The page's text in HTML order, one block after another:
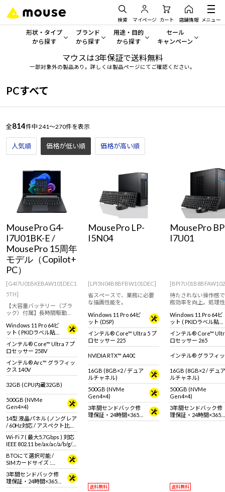
検索 マイページ カート 店舗情報 メニュー
形状・タイプ
から探す
形状・タイプから探す をすべてみる
ノートPC
ワークステーション
ディスプレイ
Windows 11| Copilot+ PC
ブランド
から探す
mouse
NEXTGEAR
Windows 11|Copilot+ PC
用途・目的
から探す
一般向けパソコン
クリエイティブ向け
スペック/パーツ別
AIおすすめパソコン
Windows 11 Copilot+ PC
セール
キャンペーン
セール・キャンペー
| Copilot+ PC
マウスは3年保証で送料無料
一部対象外の製品あり。詳しくは製品ページにてご確認ください。
PCすべて
全814件中 241～270件を表示
人気順 価格が低い順 価格が高い順
MousePro G4-
I7U01BK-E /
MousePro 15周年
モデル（Copilot+
PC）
[G4I7U01BKEBAW101DEC1
5TH]
【大容量バッテリー（ブラ
ック）付属】長時間駆動
解消。
Windows 11 Pro 64ビ
ット ( PKIDラベル貼付
対応 )
インテル® Core™ Ultra 7 プ
ロセッサー 258V
インテル® Arc™ グラフィッ
クス 140V
32GB (CPU内蔵32GB)
500GB (NVMe
Gen4×4)
14型 液晶パネル (ノングレア
/ 60Hz対応 / アスペクト比
16:10)
Wi-Fi 7 ( 最大5.7Gbps ) 対応
IEEE 802.11 be/ax/ac/a/b/g/n
準拠 ＋ Bluetooth 5内蔵
BTOにて選択可能 /
SIMカードサイズ :
nano SIMカード
3年間センドバック修
理保証・24時間×365
日電話サポート
MousePro LP-
I5N04
[LPI5N04B8BFBW101DEC]
省スペースで、業務に必要
な描画性能を。
Windows 11 Pro 64ビ
ット (DSP)
インテル® Core™ Ultra 5 プ
ロセッサー 225
NVIDIA RTX™ A400
16GB (8GB×2 / デュア
ルチャネル)
500GB (NVMe
Gen4×4)
3年間センドバック修
理保証・24時間×365
日電話サポート
送料無料
MousePro
I7U01
待たされない操作感
務効率を向上。処理
す。
Windows 11 Pro 64ビ
ット ( PKIDラベル貼付
対応 )
インテル® Core™
ロセッサー 265
インテル® グラフィ
16GB (8GB×2 / デュア
ルチャネル)
500GB (NVMe
Gen4×4)
3年間センドバック修
理保証・24時間×365
日電話サポート
送料無料